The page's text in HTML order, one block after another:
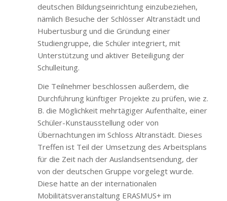
deutschen Bildungseinrichtung einzubeziehen,
nämlich Besuche der Schlösser Altranstädt und
Hubertusburg und die Gründung einer
Studiengruppe, die Schüler integriert, mit
Unterstützung und aktiver Beteiligung der
Schulleitung.
Die Teilnehmer beschlossen außerdem, die
Durchführung künftiger Projekte zu prüfen, wie z.
B. die Möglichkeit mehrtägiger Aufenthalte, einer
Schüler-Kunstausstellung oder von
Übernachtungen im Schloss Altranstädt. Dieses
Treffen ist Teil der Umsetzung des Arbeitsplans
für die Zeit nach der Auslandsentsendung, der
von der deutschen Gruppe vorgelegt wurde.
Diese hatte an der internationalen
Mobilitätsveranstaltung ERASMUS+ im